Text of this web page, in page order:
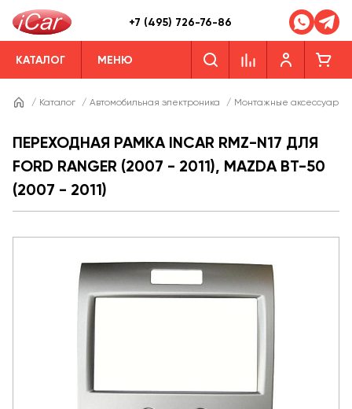
+7 (495) 726-76-86
КАТАЛОГ МЕНЮ
/ Каталог / Автомобильная электроника / Монтажные аксессуары
ПЕРЕХОДНАЯ РАМКА INCAR RMZ-N17 ДЛЯ
FORD RANGER (2007 - 2011), MAZDA BT-50
(2007 - 2011)